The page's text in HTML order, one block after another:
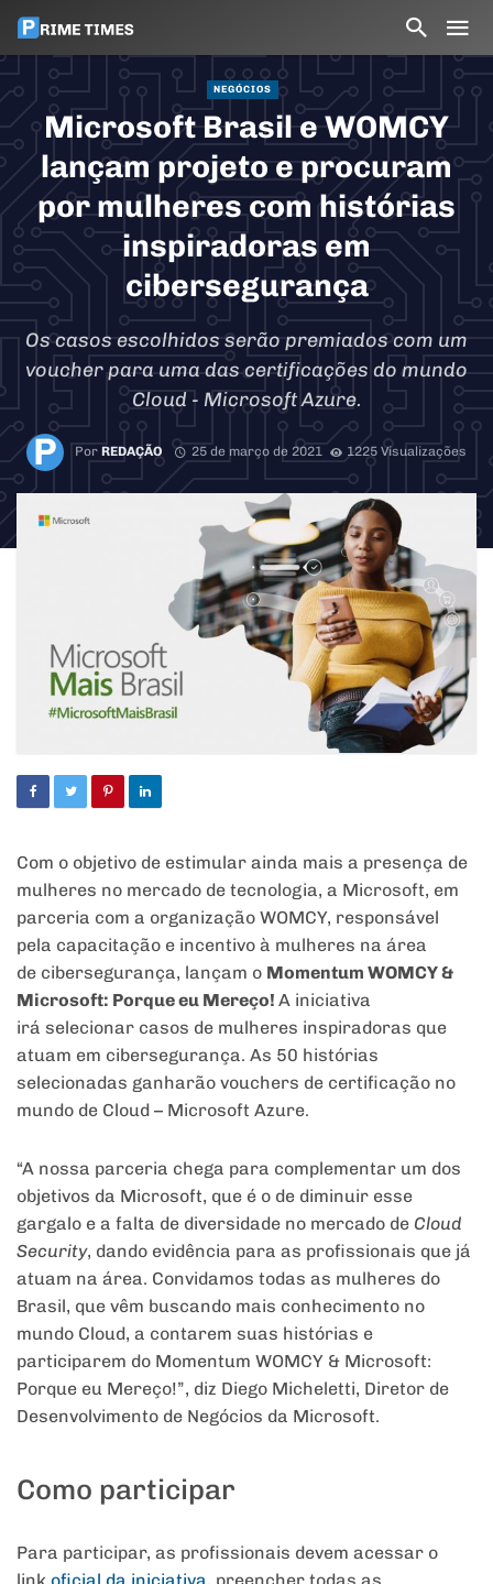
NEGÓCIOS
Microsoft Brasil e WOMCY
lançam projeto e procuram
por mulheres com histórias
inspiradoras em
cibersegurança
Os casos escolhidos serão premiados com um
voucher para uma das certificações do mundo
Cloud - Microsoft Azure.
Por REDAÇÃO 25 de março de 2021 1225 Visualizações
Com o objetivo de estimular ainda mais a presença de
mulheres no mercado de tecnologia, a Microsoft, em
parceria com a organização WOMCY, responsável
pela capacitação e incentivo à mulheres na área
de cibersegurança, lançam o Momentum WOMCY &
Microsoft: Porque eu Mereço! A iniciativa
irá selecionar casos de mulheres inspiradoras que
atuam em cibersegurança. As 50 histórias
selecionadas ganharão vouchers de certificação no
mundo de Cloud – Microsoft Azure.
“A nossa parceria chega para complementar um dos
objetivos da Microsoft, que é o de diminuir esse
gargalo e a falta de diversidade no mercado de Cloud
Security, dando evidência para as profissionais que já
atuam na área. Convidamos todas as mulheres do
Brasil, que vêm buscando mais conhecimento no
mundo Cloud, a contarem suas histórias e
participarem do Momentum WOMCY & Microsoft:
Porque eu Mereço!”, diz Diego Micheletti, Diretor de
Desenvolvimento de Negócios da Microsoft.
Como participar
Para participar, as profissionais devem acessar o